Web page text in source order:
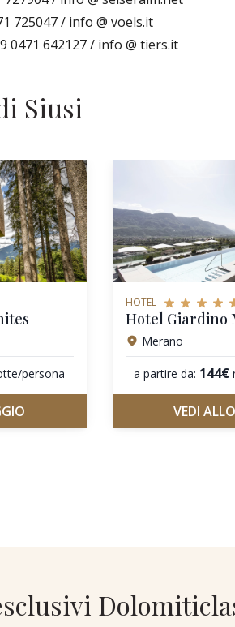
725047 / info @ voels.it
0471 642127 / info @ tiers.it
Siusi
persona
HOTEL
Hotel Giardino
Merano
a partire da: 144€
VEDI